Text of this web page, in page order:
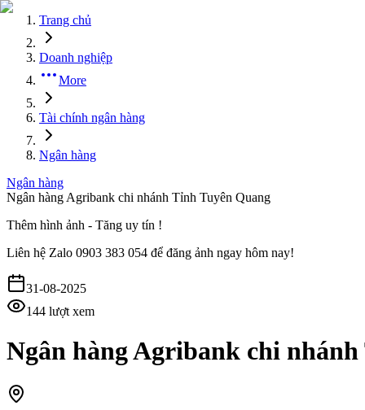
Trang chủ
Doanh nghiệp
More
Tài chính ngân hàng
Ngân hàng
Ngân hàng
Ngân hàng Agribank chi nhánh Tỉnh Tuyên Quang
Thêm hình ảnh - Tăng uy tín !
Liên hệ Zalo 0903 383 054 để đăng ảnh ngay hôm nay!
31-08-2025
144 lượt xem
Ngân hàng Agribank chi